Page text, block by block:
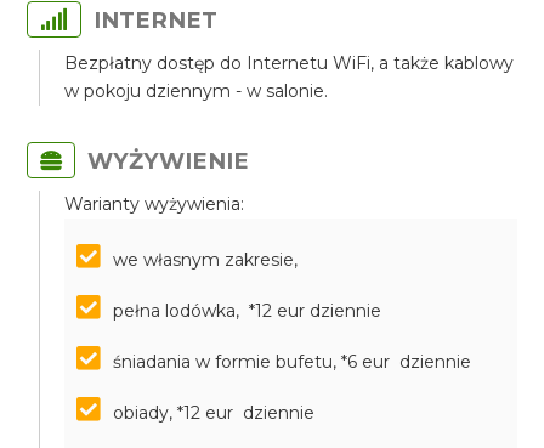
INTERNET
Bezpłatny dostęp do Internetu WiFi, a także kablowy
w pokoju dziennym - w salonie.
WYŻYWIENIE
Warianty wyżywienia:
we własnym zakresie,
pełna lodówka, *12 eur dziennie
śniadania w formie bufetu, *6 eur dziennie
obiady, *12 eur dziennie